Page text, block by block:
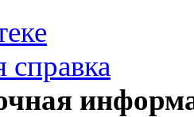
справка